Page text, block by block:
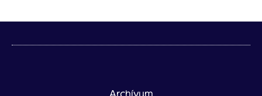
Archívum